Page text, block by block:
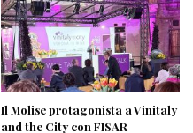
Il Molise protagonista a Vinitaly
and the City con FISAR